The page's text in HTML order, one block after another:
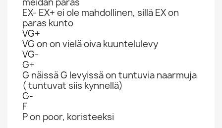
EX- EX+ ei ole mahdollinen, sillä EX on
paras kunto
VG+
VG on on vielä oiva kuuntelulevy
VG-
G+
G näissä G levyissä on tuntuvia naarmuja
( tuntuvat siis kynnellä)
G-
F
P on poor, koristeeksi